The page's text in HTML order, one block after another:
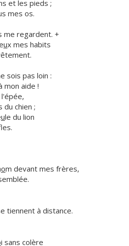
et les pieds ;
mes os.
me regardent. +
ux mes habits
sois pas loin :
mon aide !
du chien ;
ule du lion
om devant mes frères,
tiennent à distance.
i sans colère